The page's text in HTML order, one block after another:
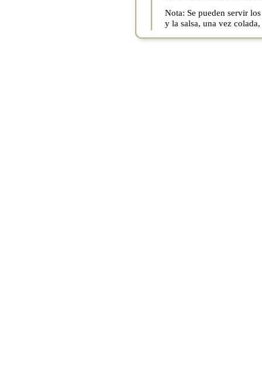
Nota: Se pueden servir
y la salsa, una vez colada,